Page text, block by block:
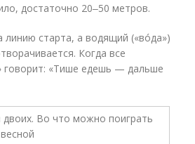
достаточно 20‒50 метров.
линию старта, а водящий («вóда»)
Когда все
говорит: «Тише едешь — дальше